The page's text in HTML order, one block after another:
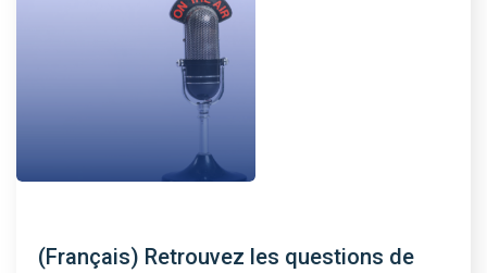
(Français) Retrouvez les questions de